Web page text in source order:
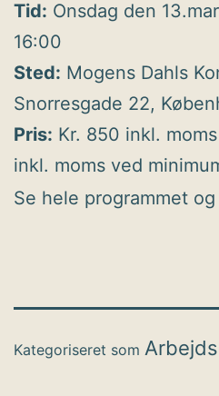
Tid: Onsdag den
16:00
Sted: Mogens Dahls
Snorresgade 22,
Pris: Kr. 850 inkl.
inkl. moms ved
Se hele programmet og
Kategoriseret som